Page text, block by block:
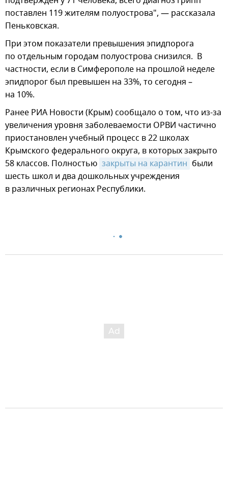
поставлен 119 жителям полуострова", — рассказала
Пеньковская.
При этом показатели превышения эпидпорога
по отдельным городам полуострова снизился. В
частности, если в Симферополе на прошлой неделе
эпидпорог был превышен на 33%, то сегодня –
на 10%.
Ранее РИА Новости (Крым) сообщало о том, что из-за
увеличения уровня заболеваемости ОРВИ частично
приостановлен учебный процесс в 22 школах
Крымского федерального округа, в которых закрыто
58 классов. Полностью закрыты на карантин были
шесть школ и два дошкольных учреждения
в различных регионах Республики.